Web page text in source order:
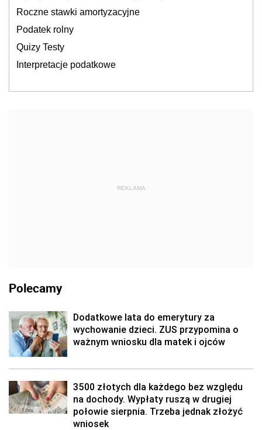
Roczne stawki amortyzacyjne
Podatek rolny
Quizy Testy
Interpretacje podatkowe
REKLAMA
Polecamy
Dodatkowe lata do emerytury za
wychowanie dzieci. ZUS przypomina o
ważnym wniosku dla matek i ojców
3500 złotych dla każdego bez względu
na dochody. Wypłaty ruszą w drugiej
połowie sierpnia. Trzeba jednak złożyć
wniosek